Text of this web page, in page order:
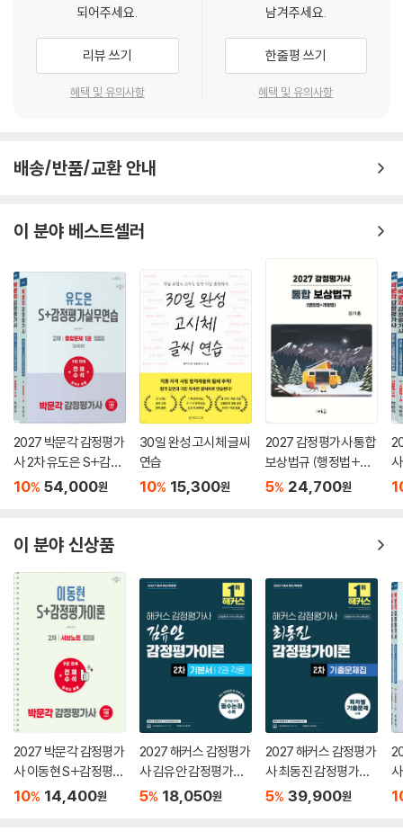
1 감정평가제도
2 감정평가윤리
PART 05 감정평가 3방식
2 건물.기계기구
1 거래사례비교법
2 임대사례비교법
3 공시지가기준법
Chapter 03 수익방식
1 수익환원법
2 수익분석법
Chpater 04 기타 감정평가방법
1 전통적 감정평가방법의 한계
2 비교방식
부록
Chapter 01 의의노트
제1절 부동산의 개념
제2절 부동산 시장론
제3절 부동산 가격형성원리
제4절 감정평가의 기초
제5절 감정평가 3방식
Chapter 02 감정평가 관계법령
제1절 감정평가 및 감정평가사에 관한 법률(약칭: 감정평가법)
제2절 부동산 가격공시에 관한 법률(약칭: 부동산공시법)
필수적인 역량입니다.
수험생 여러분들의 합격을 기원합니다.
되어주세요.
리뷰 쓰기
혜택 및 유의사항
남겨주세요.
한줄평 쓰기
혜택 및 유의사항
배송/반품/교환 안내
이 분야 베스트셀러
2027 박문각 감정평가
사 2차 유도은 S+감정
평가실무연습 종합문
10% 54,000원
30일 완성 고시체 글씨
연습
10% 15,300원
2027 감정평가사 통합
보상법규 (행정법+개
별법)
5% 24,700원
이 분야 신상품
2027 박문각 감정평가
사 이동현 S+감정평가
이론 2차 서브노트
10% 14,400원
2027 해커스 감정평가
사 김유안 감정평가이
론 2차 기본서 2권 각론
5% 18,050원
2027 해커스 감정평가
사 최동진 감정평가이
론 2차 기출문제집
5% 39,900원